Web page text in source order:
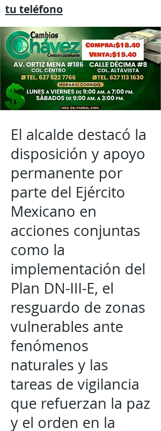
tu teléfono
El alcalde destacó la
disposición y apoyo
permanente por
parte del Ejército
Mexicano en
acciones conjuntas
como la
implementación del
Plan DN-III-E, el
resguardo de zonas
vulnerables ante
fenómenos
naturales y las
tareas de vigilancia
que refuerzan la paz
y el orden en la